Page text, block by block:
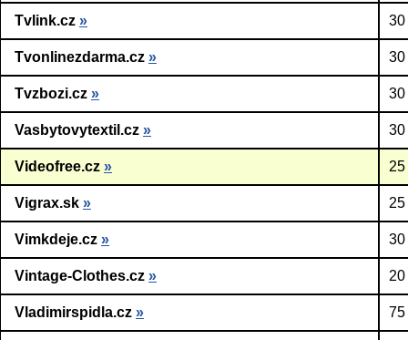
Tvlink.cz » 30
Tvonlinezdarma.cz » 30
Tvzbozi.cz » 30
Vasbytovytextil.cz » 30
Videofree.cz »
Vigrax.sk »
Vimkdeje.cz » 30
Vintage-Clothes.cz »
Vladimirspidla.cz » 75